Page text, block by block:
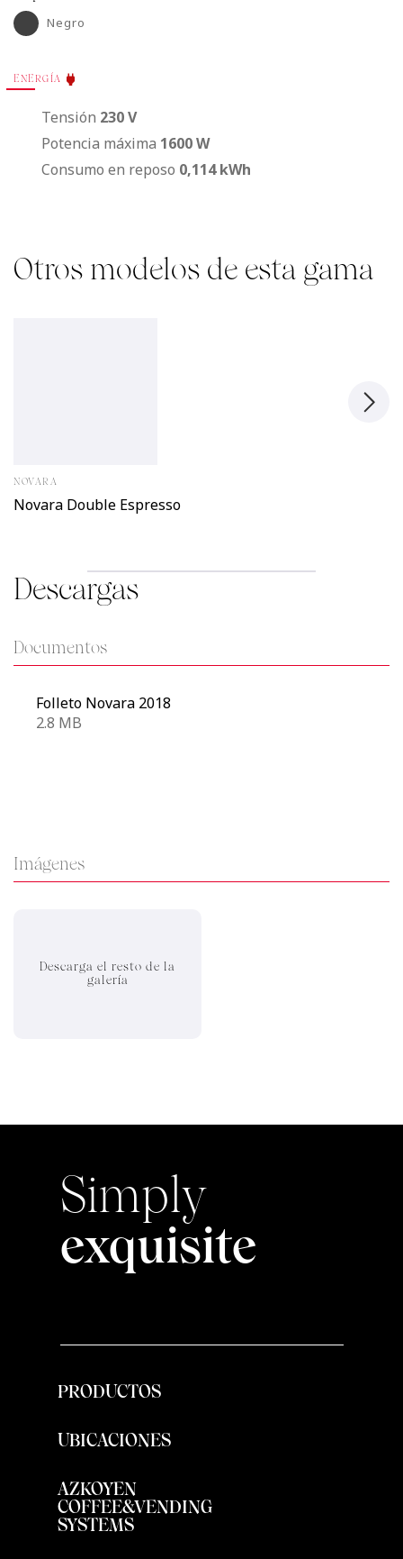
Negro
ENERGÍA
Tensión 230 V
Potencia máxima 1600 W
Consumo en reposo 0,114 kWh
Otros modelos de esta gama
NOVARA
Novara Double Espresso
Descargas
Documentos
Folleto Novara 2018
2.8 MB
Imágenes
Descarga el resto de la
galería
Simply
exquisite
PRODUCTOS
UBICACIONES
AZKOYEN
COFFEE&VENDING
SYSTEMS